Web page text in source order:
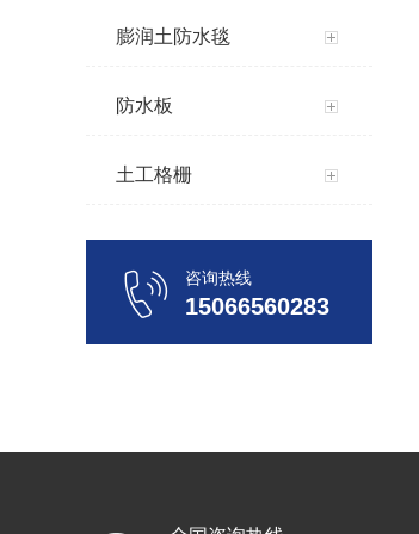
膨润土防水毯
防水板
土工格栅
咨询热线
15066560283